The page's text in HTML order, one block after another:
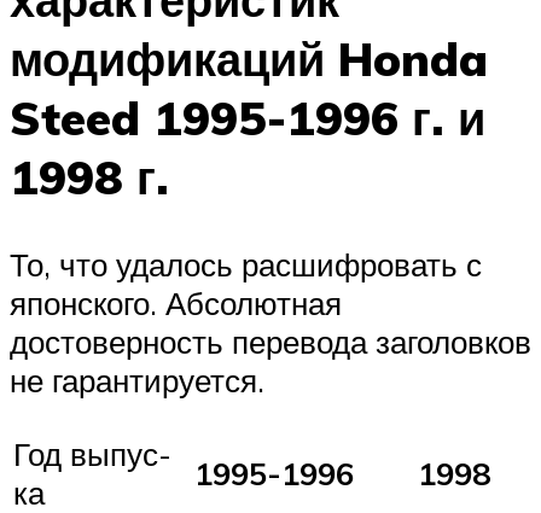
модификаций Honda
Steed 1995-1996 г. и
1998 г.
То, что удалось расшифровать с
японского. Абсолютная
достоверность перевода заголовков
не гарантируется.
Год вы­пус­
ка
1995-1996
1998